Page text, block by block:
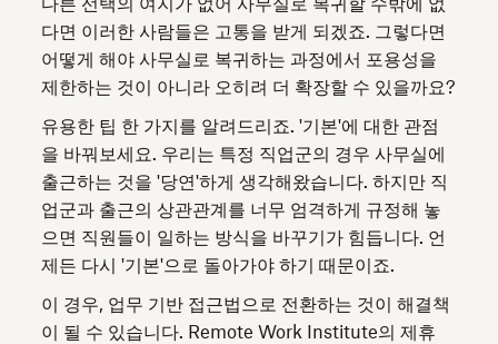
다면 이러한 사람들은 고통을 받게 되겠죠. 그렇다면
어떻게 해야 사무실로 복귀하는 과정에서 포용성을
제한하는 것이 아니라 오히려 더 확장할 수 있을까요?
유용한 팁 한 가지를 알려드리죠. '기본'에 대한 관점
을 바꿔보세요. 우리는 특정 직업군의 경우 사무실에
출근하는 것을 '당연'하게 생각해왔습니다. 하지만 직
업군과 출근의 상관관계를 너무 엄격하게 규정해 놓
으면 직원들이 일하는 방식을 바꾸기가 힘듭니다. 언
제든 다시 '기본'으로 돌아가야 하기 때문이죠.
이 경우, 업무 기반 접근법으로 전환하는 것이 해결책
이 될 수 있습니다. Remote Work Institute의 제휴